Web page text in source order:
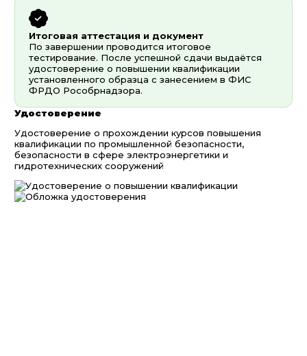
Итоговая аттестация и документ
По завершении проводится итоговое
тестирование. После успешной сдачи выдаётся
удостоверение о повышении квалификации
установленного образца с занесением в ФИС
ФРДО Рособрнадзора.
Удостоверение
Удостоверение о прохождении курсов повышения
квалификации по промышленной безопасности,
безопасности в сфере электроэнергетики и
гидротехнических сооружений